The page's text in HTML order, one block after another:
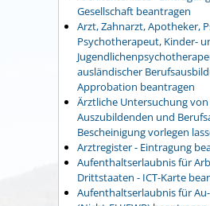
Gesellschaft beantragen
Arzt, Zahnarzt, Apotheker,
Psychotherapeut, Kinder-
ausländischer
Approbation beantragen
Ärztliche Untersuchung
Auszubildenden und
Bescheinigung vorlegen
Arztregister - Eintragung
Aufenthaltserlaubnis für
Drittstaaten - ICT-Karte
Aufenthaltserlaubnis für